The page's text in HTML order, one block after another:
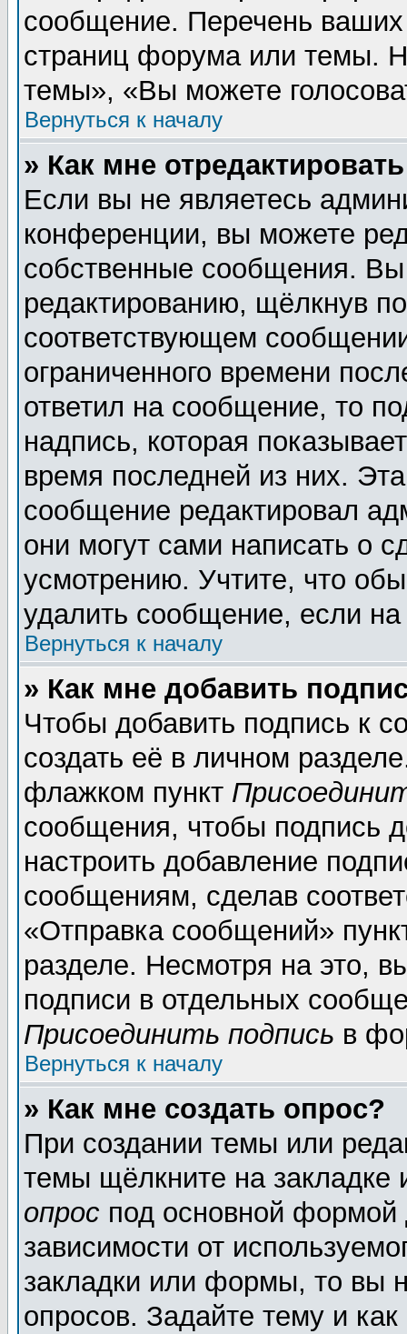
сообщение. Перечень ваших
страниц форума или темы.
темы», «Вы можете
Вернуться к началу
» Как мне
Если вы не являетесь
конференции, вы можете
собственные сообщения.
редактированию, щёлкнув
соответствующем
ограниченного времени
ответил на сообщение, то
надпись, которая
время последней из них.
сообщение редактировал
они могут сами написать о
усмотрению. Учтите, что
удалить сообщение, если на
Вернуться к началу
» Как мне добавить
Чтобы добавить подпись к
создать её в личном
флажком пункт
сообщения, чтобы подпись
настроить добавление
сообщениям, сделав
«Отправка сообщений»
разделе. Несмотря на это,
подписи в отдельных
Присоединить подпись в
Вернуться к началу
» Как мне создать опрос?
При создании темы или
темы щёлкните на
опрос под основной
зависимости от
закладки или формы, то вы
опросов. Задайте тему и